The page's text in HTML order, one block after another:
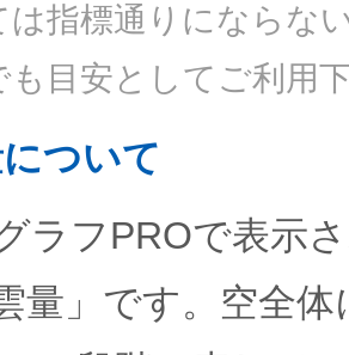
は指標通りにならな
も目安としてご利用
ついて
ラフPROで表示
量」です。空全